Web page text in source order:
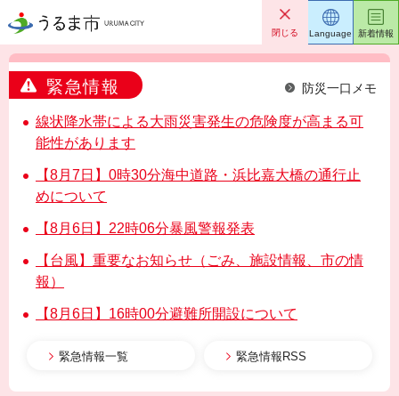
うるま市 閉じる
緊急情報 防災一口メモ
線状降水帯による大雨災害発生の危険度が高まる可
能性があります
【8月7日】0時30分海中道路・浜比嘉大橋の通行止
めについて
【8月6日】22時06分暴風警報発表
【台風】重要なお知らせ（ごみ、施設情報、市の情
報）
【8月6日】16時00分避難所開設について
緊急情報一覧 緊急情報RSS
Language 新着情報